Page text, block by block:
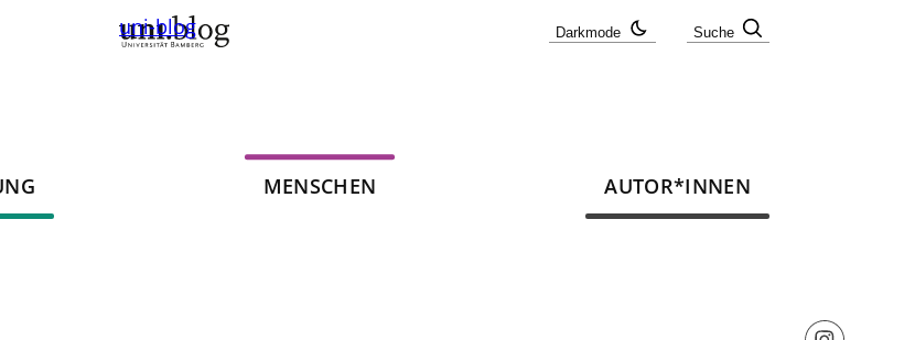
Darkmode Suche
uni-blog
MENSCHEN AUTOR*INNEN